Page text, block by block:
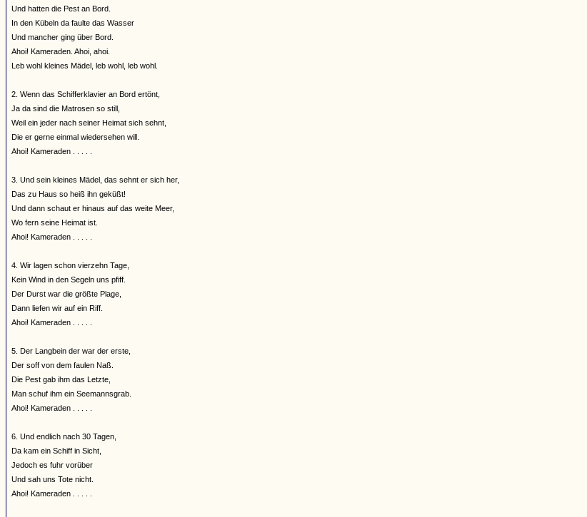
Und hatten die Pest an Bord.
In den Kübeln da faulte das Wasser
Und mancher ging über Bord.
Ahoi! Kameraden. Ahoi, ahoi.
Leb wohl kleines Mädel, leb wohl, leb wohl.
2. Wenn das Schifferklavier an Bord ertönt,
Ja da sind die Matrosen so still,
Weil ein jeder nach seiner Heimat sich sehnt,
Die er gerne einmal wiedersehen will.
Ahoi! Kameraden . . . . .
3. Und sein kleines Mädel, das sehnt er sich her,
Das zu Haus so heiß ihn geküßt!
Und dann schaut er hinaus auf das weite Meer,
Wo fern seine Heimat ist.
Ahoi! Kameraden . . . . .
4. Wir lagen schon vierzehn Tage,
Kein Wind in den Segeln uns pfiff.
Der Durst war die größte Plage,
Dann liefen wir auf ein Riff.
Ahoi! Kameraden . . . . .
5. Der Langbein der war der erste,
Der soff von dem faulen Naß.
Die Pest gab ihm das Letzte,
Man schuf ihm ein Seemannsgrab.
Ahoi! Kameraden . . . . .
6. Und endlich nach 30 Tagen,
Da kam ein Schiff in Sicht,
Jedoch es fuhr vorüber
Und sah uns Tote nicht.
Ahoi! Kameraden . . . . .